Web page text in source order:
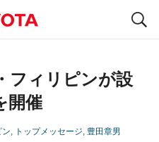
フィリピンが設
開催
ン トップメッセージ 豊田章男